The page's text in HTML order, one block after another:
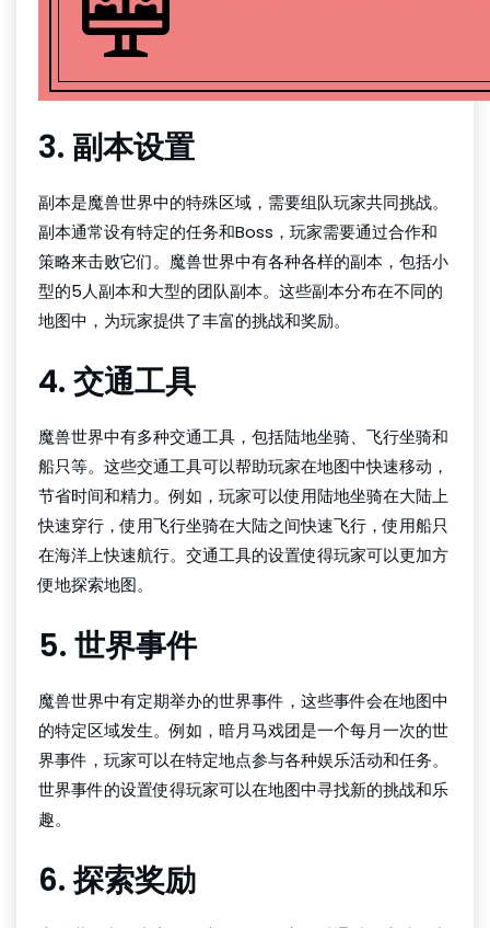
3. 副本设置
副本是魔兽世界中的特殊区域，需要组队玩家共同挑战。
副本通常设有特定的任务和Boss，玩家需要通过合作和
策略来击败它们。魔兽世界中有各种各样的副本，包括小
型的5人副本和大型的团队副本。这些副本分布在不同的
地图中，为玩家提供了丰富的挑战和奖励。
4. 交通工具
魔兽世界中有多种交通工具，包括陆地坐骑、飞行坐骑和
船只等。这些交通工具可以帮助玩家在地图中快速移动，
节省时间和精力。例如，玩家可以使用陆地坐骑在大陆上
快速穿行，使用飞行坐骑在大陆之间快速飞行，使用船只
在海洋上快速航行。交通工具的设置使得玩家可以更加方
便地探索地图。
5. 世界事件
魔兽世界中有定期举办的世界事件，这些事件会在地图中
的特定区域发生。例如，暗月马戏团是一个每月一次的世
界事件，玩家可以在特定地点参与各种娱乐活动和任务。
世界事件的设置使得玩家可以在地图中寻找新的挑战和乐
趣。
6. 探索奖励